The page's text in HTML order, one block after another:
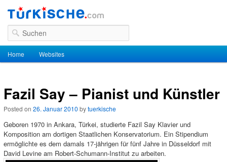
Suchen
Hauptmenü
Zum Inhalt wechseln
Zum sekundären Inhalt wechseln
Home Websites
Fazil Say – Pianist und Künstler
Posted on 26. Januar 2010 bytuerkische
Geboren 1970 in Ankara, Türkei, studierte Fazil Say Klavier und
Komposition am dortigen Staatlichen Konservatorium. Ein Stipendium
ermöglichte es dem damals 17-jährigen für fünf Jahre in Düsseldorf mit
David Levine am Robert-Schumann-Institut zu arbeiten.